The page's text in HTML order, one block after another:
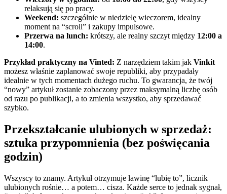
relaksują się po pracy.
Weekend: szczególnie w niedzielę wieczorem, idealny
moment na “scroll” i zakupy impulsowe.
Przerwa na lunch: krótszy, ale realny szczyt między 12:00 a
14:00.
Przykład praktyczny na Vinted: Z narzędziem takim jak Vinkit
możesz właśnie zaplanować swoje republiki, aby przypadały
idealnie w tych momentach dużego ruchu. To gwarancja, że twój
“nowy” artykuł zostanie zobaczony przez maksymalną liczbę osób
od razu po publikacji, a to zmienia wszystko, aby sprzedawać
szybko.
Przekształcanie ulubionych w sprzedaż:
sztuka przypomnienia (bez poświęcania
godzin)
Wszyscy to znamy. Artykuł otrzymuje lawinę “lubię to”, licznik
ulubionych rośnie… a potem… cisza. Każde serce to jednak sygnał,